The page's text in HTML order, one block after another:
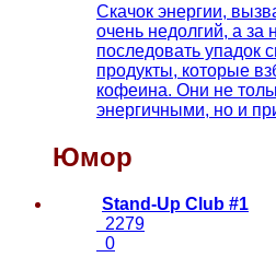
Скачок энергии,
очень недолгий, а за
последовать упадок
продукты, которые
кофеина. Они не
энергичными, но и
Юмор
Stand-Up Club #1
2279
0